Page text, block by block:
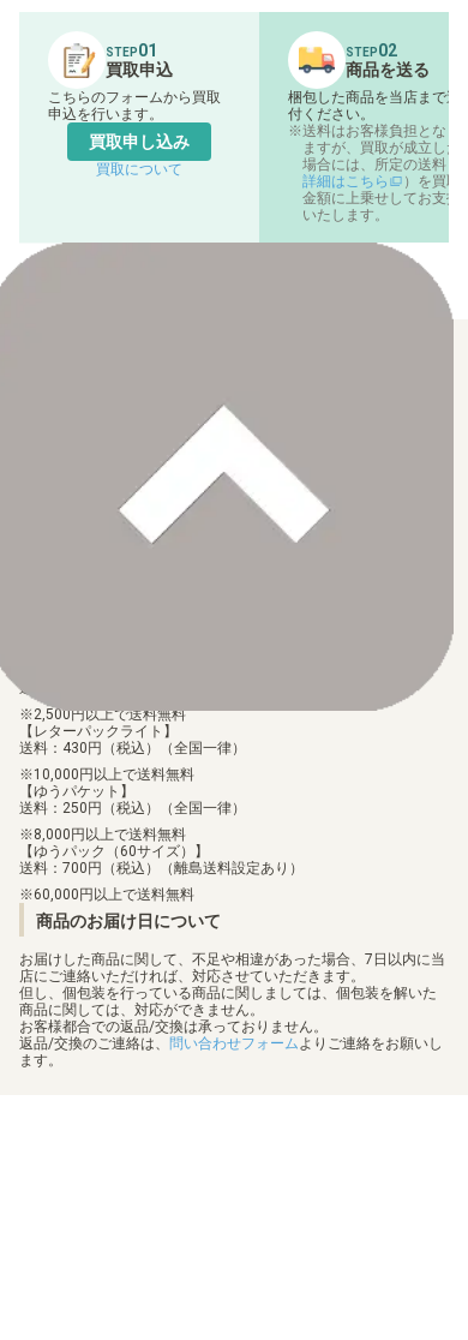
STEP01
買取申込
こちらのフォームから買取
申込を行います。
買取申し込み
買取について
STEP02
商品を送る
梱包した商品を当店まで送
付ください。
送料はお客様負担となり
ますが、買取が成立した
場合には、所定の送料（
詳細はこちら
）を買取
金額に上乗せしてお支払
いたします。
各種ブランドのカードをご利用いただけます。
【Paidy（後払い/コンビニ払い）】
お支払後の在庫確保となりますため、お早めにお支払をお願いし
なお、お支払口座は、注文確認メールに記載しております。
振込手数料はお客様負担となります。
送料：100円（税込）（全国一律）
2,500円以上で送料無料
【レターパックライト】
送料：430円（税込）（全国一律）
10,000円以上で送料無料
【ゆうパケット】
送料：250円（税込）（全国一律）
8,000円以上で送料無料
【ゆうパック（60サイズ）】
送料：700円（税込）（離島送料設定あり）
60,000円以上で送料無料
商品のお届け日について
お届けした商品に関して、不足や相違があった場合、7日以内に当
店にご連絡いただければ、対応させていただきます。
但し、個包装を行っている商品に関しましては、個包装を解いた
商品に関しては、対応ができません。
お客様都合での返品/交換は承っておりません。
返品/交換のご連絡は、 問い合わせフォームよりご連絡をお願いし
ます。